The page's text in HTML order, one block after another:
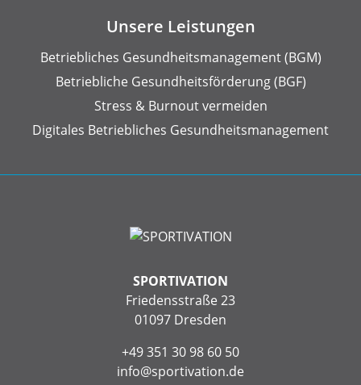
Unsere Leistungen
Betriebliches Gesundheits­management (BGM)
Betriebliche Gesundheits­förderung (BGF)
Stress & Burnout vermeiden
Digitales Betriebliches Gesundheitsmanagement
SPORTIVATION
Friedensstraße 23
01097 Dresden
+49 351 30 98 60 50
info@sportivation.de